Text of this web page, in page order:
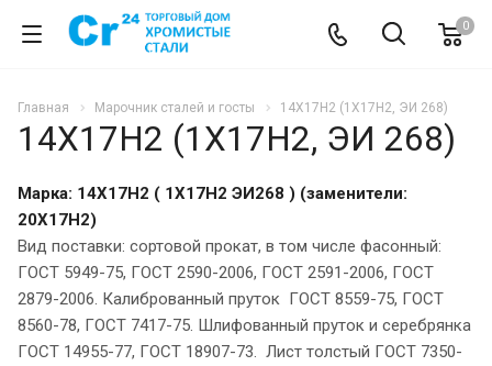
0
Главная Марочник сталей и госты 14Х17Н2 (1Х17Н2, ЭИ 268)
14Х17Н2 (1Х17Н2, ЭИ 268)
Марка: 14Х17Н2 ( 1Х17Н2 ЭИ268 ) (заменители:
20Х17Н2)
Вид поставки: сортовой прокат, в том числе фасонный:
ГОСТ 5949-75, ГОСТ 2590-2006, ГОСТ 2591-2006, ГОСТ
2879-2006. Калиброванный пруток ГОСТ 8559-75, ГОСТ
8560-78, ГОСТ 7417-75. Шлифованный пруток и серебрянка
ГОСТ 14955-77, ГОСТ 18907-73. Лист толстый ГОСТ 7350-